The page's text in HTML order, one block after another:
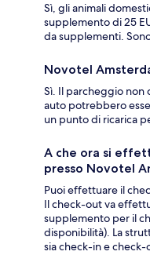
Sì, gli animali
supplemento di 25
da supplementi.
Novotel
Sì. Il parcheggio non
auto potrebbero
un punto di ricarica
A che ora si
presso Novotel
Puoi effettuare il
Il check-out va
supplemento per il
disponibilità). La
sia check-in e